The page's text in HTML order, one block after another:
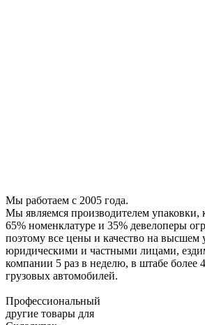
Мы работаем с 2005 года.
Мы являемся производителем упаковки,
65% номенклатуре и 35% девелоперы
поэтому все цены и качество на высшем
юридическими и частными лицами,
компании 5 раз в неделю, в штабе более
грузовых автомобилей.
Профессиональный
другие товары для